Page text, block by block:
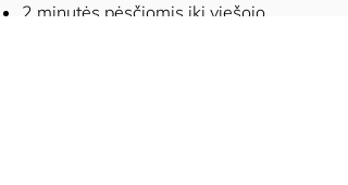
2 minutės pėsčiomis iki viešojo